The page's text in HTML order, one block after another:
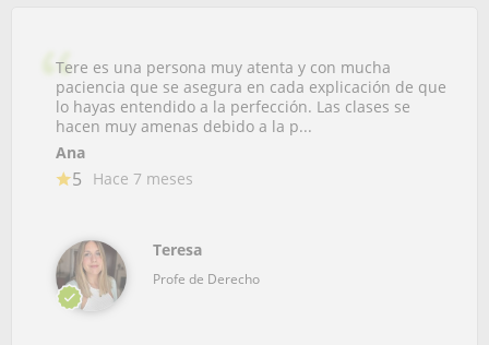
Tere es una persona muy atenta y con mucha
paciencia que se asegura en cada explicación de que
lo hayas entendido a la perfección. Las clases se
hacen muy amenas debido a la p...
Ana
5 Hace 7 meses
Teresa
Profe de Derecho